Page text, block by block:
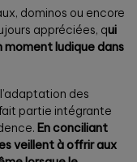
dominos ou encore
appréciées, qui
ludique dans
des
partie intégrante
En conciliant
veillent à offrir aux